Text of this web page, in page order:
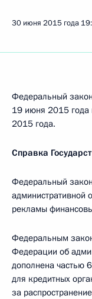
30 июня 2015 года
Федеральный
19 июня 2015
2015 года.
Справка
Федеральный
административной
рекламы
Федеральным
Федерации об
дополнена частью
для кредитных
за